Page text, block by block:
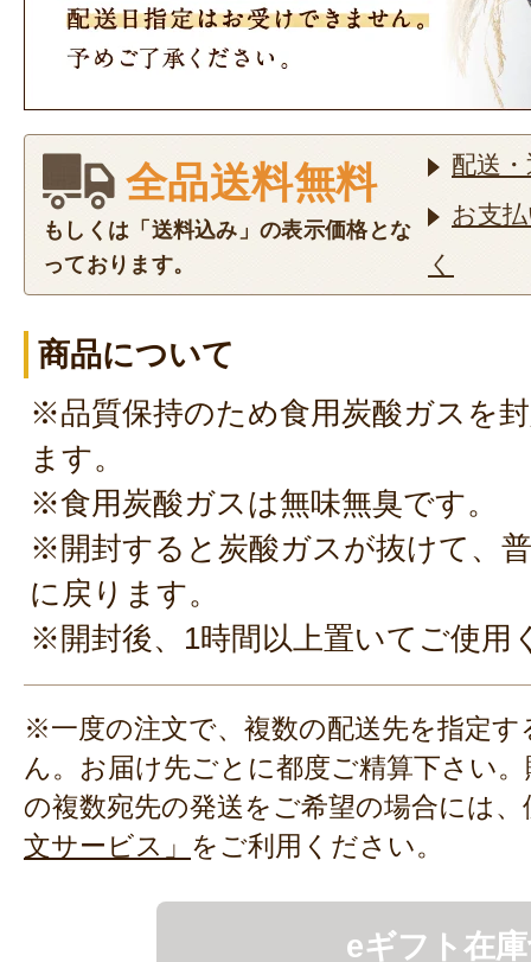
全品送料無料
もしくは「送料込み」の表示価格とな
っております。
配送
お支
く
商品について
※品質保持のため食用炭酸ガスを
ます。
※食用炭酸ガスは無味無臭です。
※開封すると炭酸ガスが抜けて、
に戻ります。
※開封後、1時間以上置いてご使用
※一度の注文で、複数の配送先を指定
ん。お届け先ごとに都度ご精算下さい
の複数宛先の発送をご希望の場合には、
文サービス」 をご利用ください。
eギフト在